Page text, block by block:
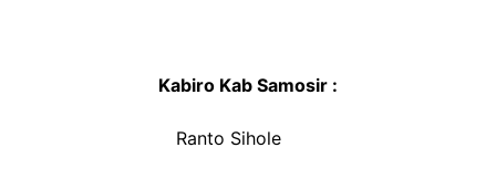
Kabiro Kab Samosir :
Ranto Sihole